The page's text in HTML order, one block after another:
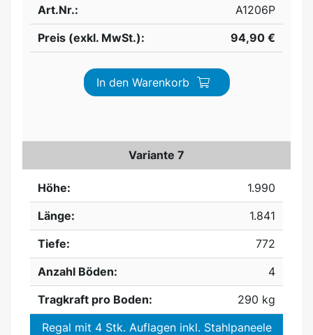
Art.Nr.:
A1206P
Preis (exkl. MwSt.):
94,90 €
In den Warenkorb
Variante 7
Höhe:
1.990
Länge:
1.841
Tiefe:
772
Anzahl Böden:
4
Tragkraft pro Boden:
290 kg
Regal mit 4 Stk. Auflagen inkl. Stahlpaneele